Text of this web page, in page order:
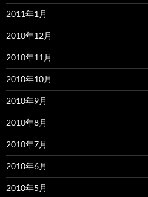
2011年1月
2010年12月
2010年11月
2010年10月
2010年9月
2010年8月
2010年7月
2010年6月
2010年5月